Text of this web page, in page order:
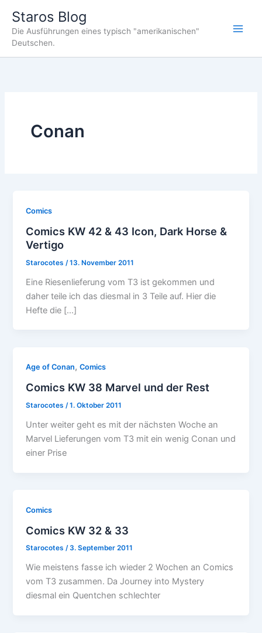
Inhalt
springen
Staros Blog
Die Ausführungen eines typisch "amerikanischen"
Deutschen.
Conan
Comics
Comics KW 42 & 43 Icon, Dark Horse &
Vertigo
Starocotes /13. November 2011
Eine Riesenlieferung vom T3 ist gekommen und
daher teile ich das diesmal in 3 Teile auf. Hier die
Hefte die […]
Age of Conan,Comics
Comics KW 38 Marvel und der Rest
Starocotes/1. Oktober 2011
Unter weiter geht es mit der nächsten Woche an
Marvel Lieferungen vom T3 mit ein wenig Conan und
einer Prise
Comics
Comics KW 32 & 33
Starocotes/3. September 2011
Wie meistens fasse ich wieder 2 Wochen an Comics
vom T3 zusammen. Da Journey into Mystery
diesmal ein Quentchen schlechter